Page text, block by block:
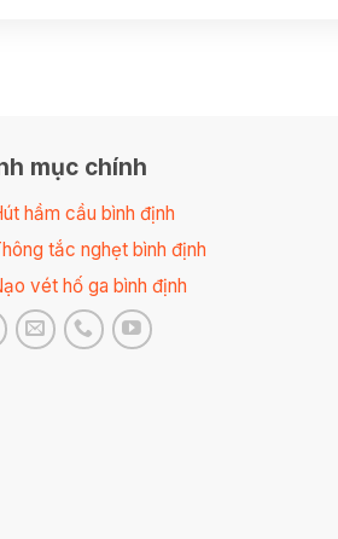
mục chính
hầm cầu bình định
tắc nghẹt bình định
vét hố ga bình định